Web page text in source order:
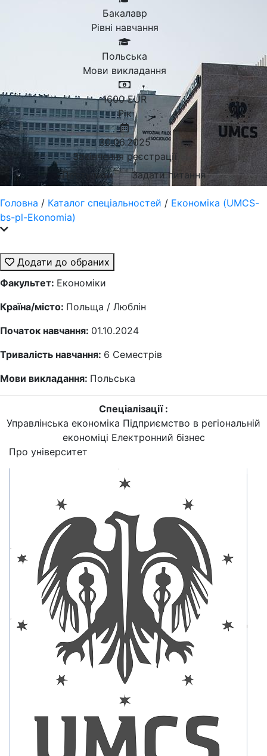
Бакалавр
Рівні навчання
Польська
Мови викладання
1600 EUR
Рік
30.06.2025
Закінчення реєстрації
Поступити
Задати питання
Головна / Каталог спеціальностей / Економіка (UMCS-
bs-pl-Ekonomia)
Додати до обраних
Факультет: Економіки
Країна/місто: Польща / Люблін
Початок навчання: 01.10.2024
Тривалість навчання: 6 Семестрів
Мови викладання: Польська
Спеціалізації :
Управлінська економіка Підприємство в регіональній
економіці Електронний бізнес
Про університет